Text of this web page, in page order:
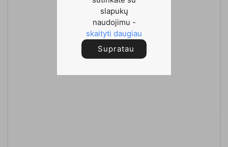
slapukų
naudojimu -
skaityti daugiau
Supratau